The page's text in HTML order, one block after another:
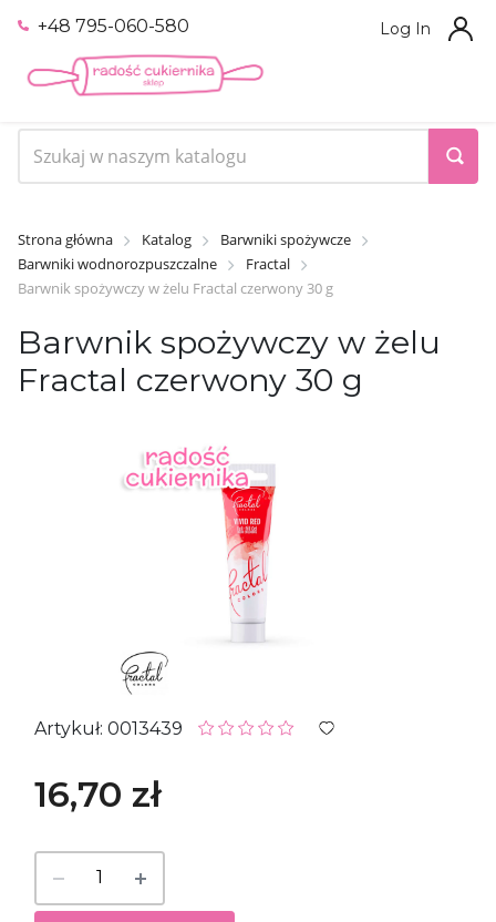
+48 795-060-580 Log In
Strona główna Katalog
Barwniki spożywcze
Barwniki wodnorozpuszczalne
Fractal
Barwnik spożywczy w żelu Fractal czerwony 30 g
Barwnik spożywczy w żelu
Fractal czerwony 30 g
Artykuł: 0013439
16,70 zł